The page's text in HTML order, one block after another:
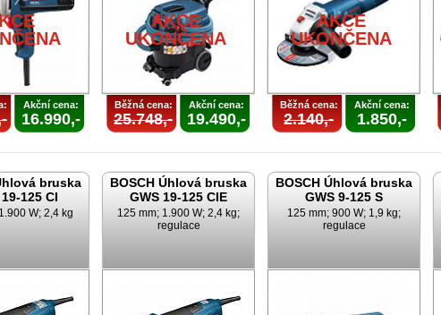
Akční cena:
16.990,-
AKCE
UKONČENA
Běžná cena:
25.748,-
Akční cena:
19.490,-
AKCE
UKONČENA
Běžná cena:
2.140,-
Akční cena:
1.850,-
bruska
125 CI
W; 2,4 kg
BOSCH Úhlová bruska
GWS 19-125 CIE
125 mm; 1.900 W; 2,4 kg;
regulace
BOSCH Úhlová bruska
GWS 9-125 S
125 mm; 900 W; 1,9 kg;
regulace